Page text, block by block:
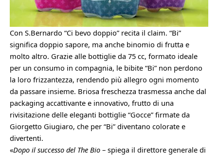
Con S.Bernardo “Ci bevo doppio” recita il claim. “Bi”
significa doppio sapore, ma anche binomio di frutta e
molto altro. Grazie alle bottiglie da 75 cc, formato ideale
per un consumo in compagnia, le bibite “Bi” non perdono
la loro frizzantezza, rendendo più allegro ogni momento
da passare insieme. Briosa freschezza trasmessa anche dal
packaging accattivante e innovativo, frutto di una
rivisitazione delle eleganti bottiglie “Gocce” firmate da
Giorgetto Giugiaro, che per “Bi” diventano colorate e
divertenti.
«Dopo il successo del The Bio – spiega il direttore generale di